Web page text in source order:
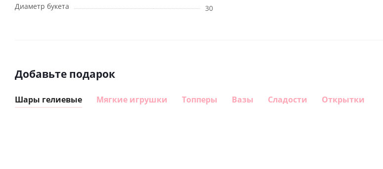
Диаметр букета
30
Добавьте подарок
Шары гелиевые Мягкие игрушки Топперы Вазы Сладости Открытки